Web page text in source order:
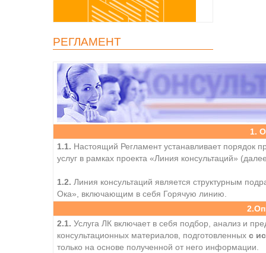
РЕГЛАМЕНТ
1.
1.1. Настоящий Регламент устанавливает порядок
услуг в рамках проекта «Линия консультаций»
1.2. Линия консультаций является структурным
Ока», включающим в себя Горячую линию.
2.1. Услуга ЛК включает в себя подбор, анализ и
консультационных материалов, подготовленных с
только на основе полученной от него информации.